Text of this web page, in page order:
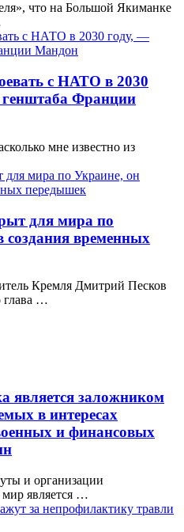
что на Большой Якиманке
с НАТО в 2030
Франции
мне известно из
для мира по
создания временных
Кремля Дмитрий Песков
глава …
является заложником
в интересах
и финансовых
и организации
мир является …